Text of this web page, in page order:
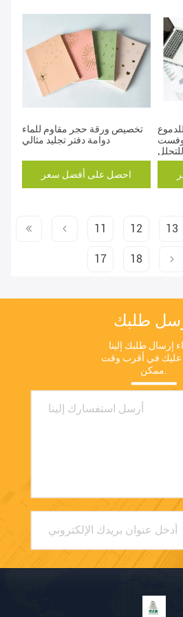
تخصيص ورقة حجر مقاوم للماء
دوامة دفتر تجليد مثالي
احصل على أفضل سعر
11 12 13
17 18
طلبك
ممكن.